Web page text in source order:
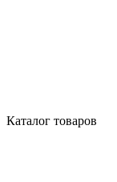
Каталог товаров